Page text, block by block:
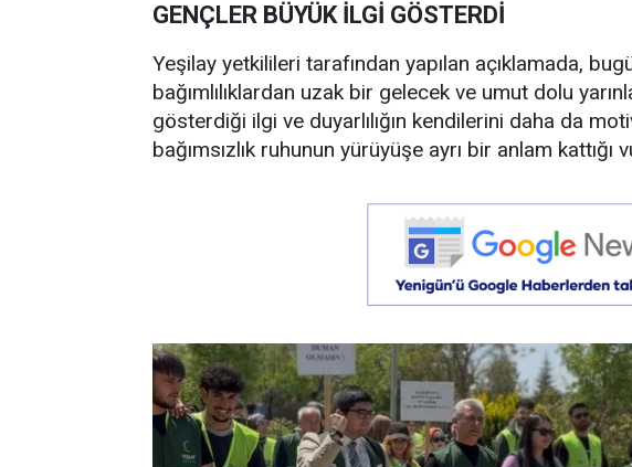
GENÇLER BÜYÜK İLGİ GÖSTERDİ
Yeşilay yetkilileri tarafından yapılan açıklamada,
bağımlılıklardan uzak bir gelecek ve umut dolu
gösterdiği ilgi ve duyarlılığın kendilerini daha da
bağımsızlık ruhunun yürüyüşe ayrı bir anlam kattığı